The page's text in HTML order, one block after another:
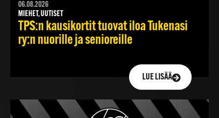
06.08.2026
MIEHET, UUTISET
TPS:n kausikortit tuovat iloa Tukenasi
ry:n nuorille ja senioreille
LUE LISÄÄ